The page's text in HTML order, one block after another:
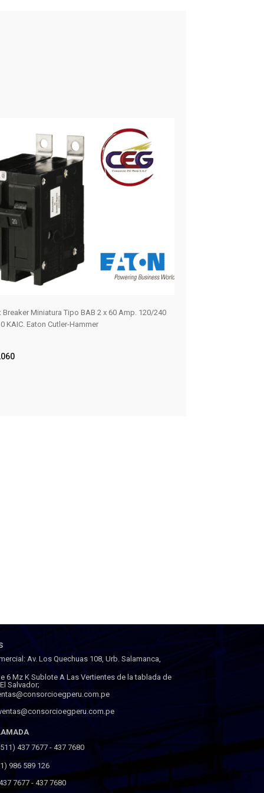
Breaker Miniatura Tipo BAB 2 x 60 Amp. 120/240
KAIC. Eaton Cutler-Hammer
Av. Los Quechuas 108, Urb. Salamanca,
6 Mz K Sublote A Las Vertientes de la tablada de
Salvador;
437 7677 - 437 7680
986 589 126
7677 - 437 7680